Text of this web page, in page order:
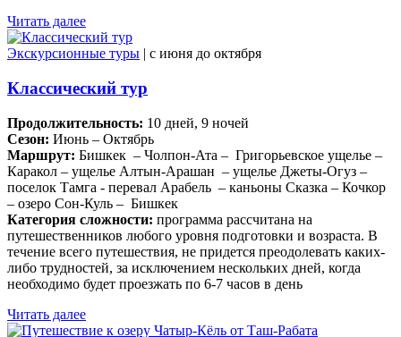
Читать далее
Экскурсионные туры | c июня до октября
Классический тур
Продолжительность: 10 дней, 9 ночей
Сезон: Июнь – Октябрь
Маршрут: Бишкек – Чолпон-Ата – Григорьевское ущелье –
Каракол – ущелье Алтын-Арашан – ущелье Джеты-Огуз –
поселок Тамга - перевал Арабель – каньоны Сказка – Кочкор
– озеро Сон-Куль – Бишкек
Категория сложности: программа рассчитана на
путешественников любого уровня подготовки и возраста. В
течение всего путешествия, не придется преодолевать каких-
либо трудностей, за исключением нескольких дней, когда
необходимо будет проезжать по 6-7 часов в день
Читать далее